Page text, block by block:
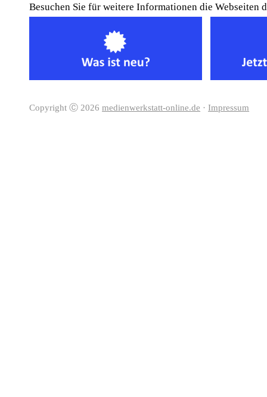
Besuchen Sie für weitere Informationen die Webseiten
Copyright Ⓒ 2026medienwerkstatt-online.de · Impressum